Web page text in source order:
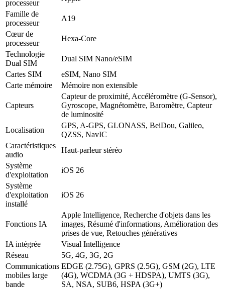
processeur
Famille de
processeur
A19
Cœur de
processeur
Hexa-Core
Technologie
Dual SIM
Dual SIM Nano/eSIM
Cartes SIM
eSIM, Nano SIM
Carte mémoire
Mémoire non extensible
Capteurs
Capteur de proximité, Accéléromètre (G-Sensor),
Gyroscope, Magnétomètre, Baromètre, Capteur
de luminosité
Localisation
GPS, A-GPS, GLONASS, BeiDou, Galileo,
QZSS, NavIC
Caractéristiques
audio
Haut-parleur stéréo
Système
d'exploitation
iOS 26
Système
d'exploitation
installé
iOS 26
Fonctions IA
Apple Intelligence, Recherche d'objets dans les
images, Résumé d'informations, Amélioration des
prises de vue, Retouches génératives
IA intégrée
Visual Intelligence
Réseau
5G, 4G, 3G, 2G
Communications
mobiles large
bande
EDGE (2.75G), GPRS (2.5G), GSM (2G), LTE
(4G), WCDMA (3G + HDSPA), UMTS (3G),
SA, NSA, SUB6, HSPA (3G+)